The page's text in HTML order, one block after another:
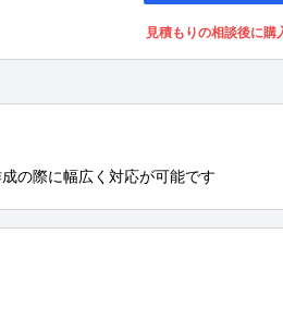
見積もりの相談後に購
の際に幅広く対応が可能です